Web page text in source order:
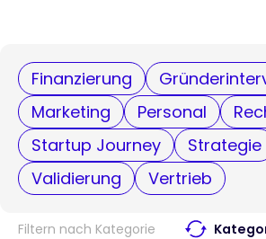
Finanzierung
Marketing
Personal
Startup Journey
Strategie
Validierung
Vertrieb
Filtern nach Kategorie